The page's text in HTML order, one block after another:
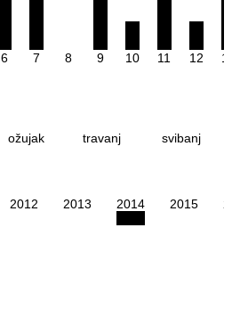
6 7 8 9 10 11 12
ožujak travanj svibanj
2012 2013 2014 2015